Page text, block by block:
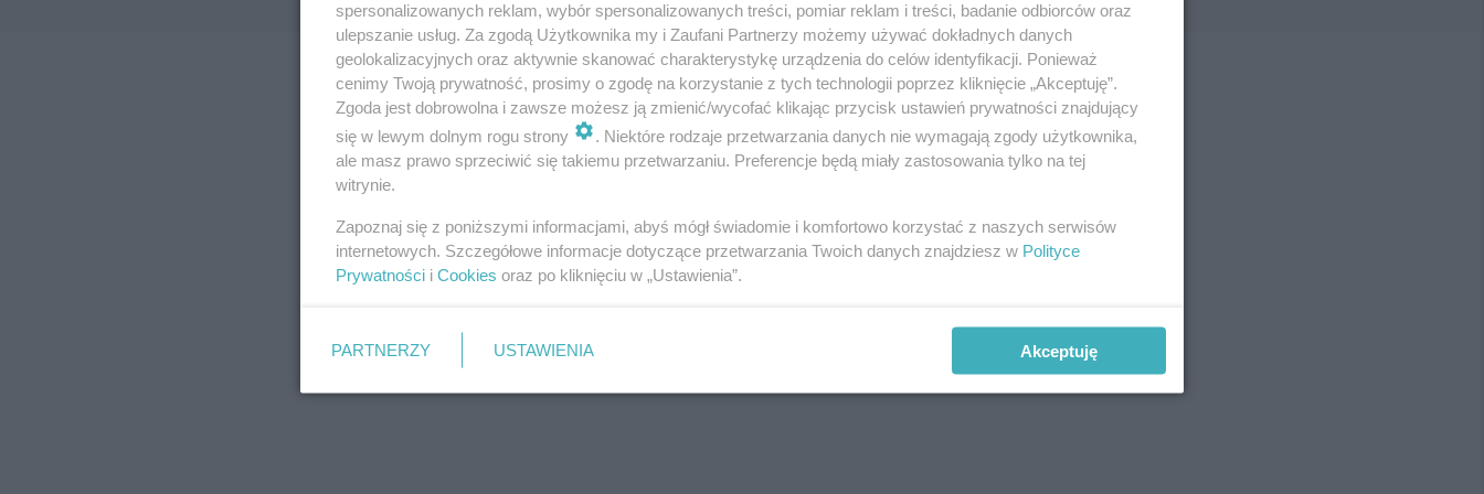
spersonalizowanych reklam, wybór spersonalizowanych treści, pomiar reklam i treści, badanie odbiorców oraz
ulepszanie usług. Za zgodą Użytkownika my i Zaufani Partnerzy możemy używać dokładnych danych
geolokalizacyjnych oraz aktywnie skanować charakterystykę urządzenia do celów identyfikacji. Ponieważ
cenimy Twoją prywatność, prosimy o zgodę na korzystanie z tych technologii poprzez kliknięcie „Akceptuję”.
Zgoda jest dobrowolna i zawsze możesz ją zmienić/wycofać klikając przycisk ustawień prywatności znajdujący
się w lewym dolnym rogu strony
. Niektóre rodzaje przetwarzania danych nie wymagają zgody użytkownika,
ale masz prawo sprzeciwić się takiemu przetwarzaniu. Preferencje będą miały zastosowania tylko na tej
witrynie.
Zapoznaj się z poniższymi informacjami, abyś mógł świadomie i komfortowo korzystać z naszych serwisów
internetowych. Szczegółowe informacje dotyczące przetwarzania Twoich danych znajdziesz w Polityce
Prywatności i Cookies oraz po kliknięciu w „Ustawienia”.
PARTNERZY USTAWIENIA Akceptuję